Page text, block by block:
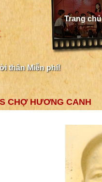
Trang chủ
thân Miễn phí!
CHỢ HƯƠNG CANH